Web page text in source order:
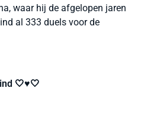
waar hij de afgelopen jaren
al 333 duels voor de
🤍♥️🤍